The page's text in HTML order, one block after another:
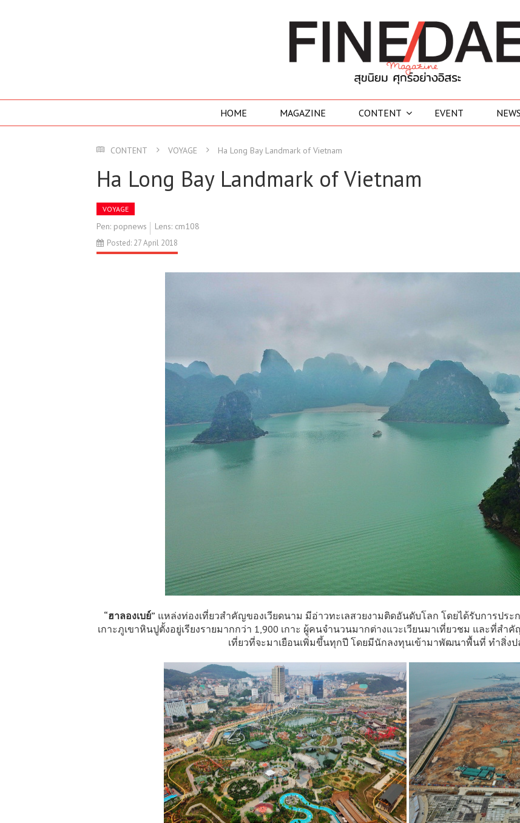
HOME MAGAZINE CONTENT EVENT NEWS
CONTENT VOYAGE Ha Long Bay Landmark of Vietnam
Ha Long Bay Landmark of Vietnam
VOYAGE
Pen: popnews Lens: cm108
Posted: 27 April 2018
“ฮาลองเบย์” แหล่งท่องเที่ยวสำคัญของเวียดนาม มีอ่าวทะเลสวยงามติดอันดับโลก โดยได้รับการปร
เกาะภูเขาหินปูตั้งอยู่เรียงรายมากกว่า 1,900 เกาะ ผู้คนจำนวนมากต่างแวะเวียนมาเที่ยวชม และที่สำ
เที่ยวที่จะมาเยือนเพิ่มขึ้นทุกปี โดยมีนักลงทุนเข้ามาพัฒนาพื้นที่ ทำสิ่งป